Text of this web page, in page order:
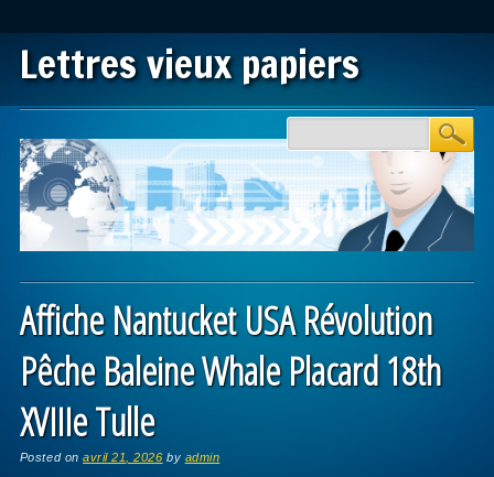
Lettres vieux papiers
Main menu
Affiche Nantucket USA Révolution
Pêche Baleine Whale Placard 18th
XVIIIe Tulle
Posted onavril 21, 2026 by admin